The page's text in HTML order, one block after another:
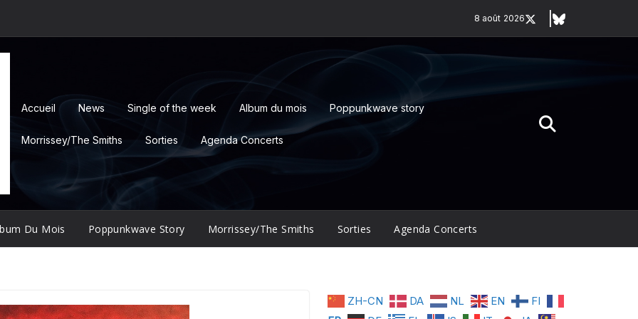
8 août 2026
Accueil News Single of the week Album du mois Poppunkwave story
Morrissey/The Smiths Sorties Agenda Concerts
Du Mois Poppunkwave Story Morrissey/The Smiths Sorties Agenda Concerts
ZH-CN DA NL EN
FI